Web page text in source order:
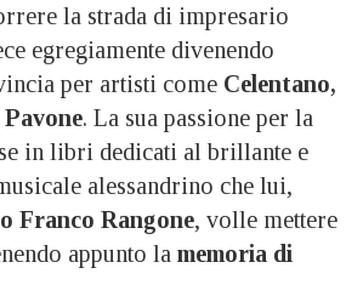
la strada di impresario
egregiamente divenendo
per artisti come Celentano,
. La sua passione per la
in libri dedicati al brillante e
alessandrino che lui,
Franco Rangone, volle mettere
appunto la memoria di